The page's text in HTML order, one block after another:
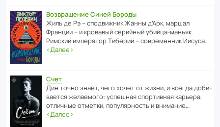
Возвращение Синей Бороды
Жиль де Рэ – спод­ви­жник Жанны д’Арк, маршал
Франции – и кровавый серийный убийца-маньяк.
Римский импе­ратор Тиберий – совре­менник Иисуса…
‹Далее›
Счет
Дин точно знает, чего хочет от жизни, и всегда доби­
ва­ется жела­е­мого: успе­шная спор­ти­вная карьера,
отли­чные отметки, попу­ля­р­ность и внимание…
‹Далее›